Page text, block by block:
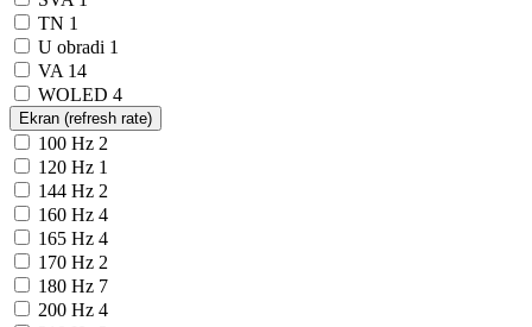
TN 1
U obradi 1
VA 14
WOLED 4
Ekran (refresh rate)
100 Hz 2
120 Hz 1
144 Hz 2
160 Hz 4
165 Hz 4
170 Hz 2
180 Hz 7
200 Hz 4